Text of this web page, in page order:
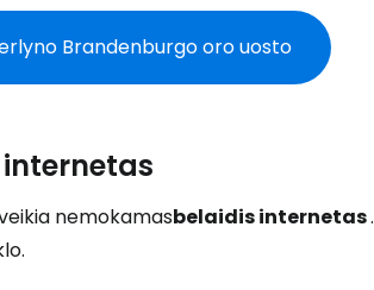
Brandenburgo oro uosto
nemokamasbelaidis internetas